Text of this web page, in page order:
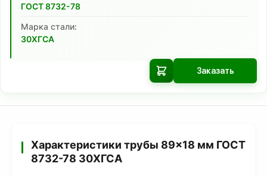
ГОСТ 8732-78
Марка стали:
30ХГСА
Заказать
Характеристики трубы 89×18 мм ГОСТ
8732-78 30ХГСА